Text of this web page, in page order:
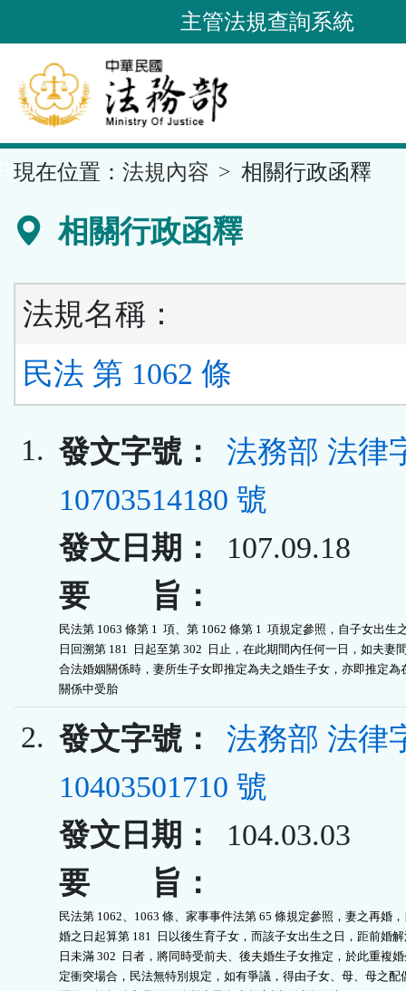
到
要
內
容
區
主管法規查詢系統
現在位置： 法規內容 相關行政函釋
相關行政函釋
法規名稱：
民法 第 1062 條
1. 發文字號：
法務部 法律
10703514180 號
發文日期：
107.09.18
要 旨：
民法第 1063 條第 1  項、第 1062 條第 1  項規定參照，自子女出生
日回溯第 181  日起至第 302  日止，在此期間內任何一日，如夫妻
合法婚姻關係時，妻所生子女即推定為夫之婚生子女，亦即推定為
關係中受胎
2. 發文字號：
法務部 法律
10403501710 號
發文日期：
104.03.03
要 旨：
民法第 1062、1063 條、家事事件法第 65 條規定參照，妻之再婚
婚之日起算第 181  日以後生育子女，而該子女出生之日，距前婚
日未滿 302  日者，將同時受前夫、後夫婚生子女推定，於此重複
定衝突場合，民法無特別規定，如有爭議，得由子女、母、母之配